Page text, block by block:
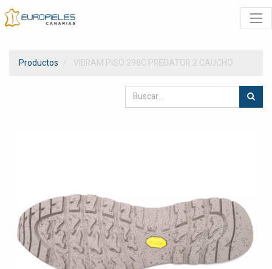
Productos VIBRAM PISO 298C PREDATOR 2 CAUCHO